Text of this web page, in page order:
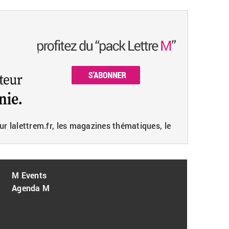
lalettrem.fr, les magazines thématiques, le
M Events
Agenda M